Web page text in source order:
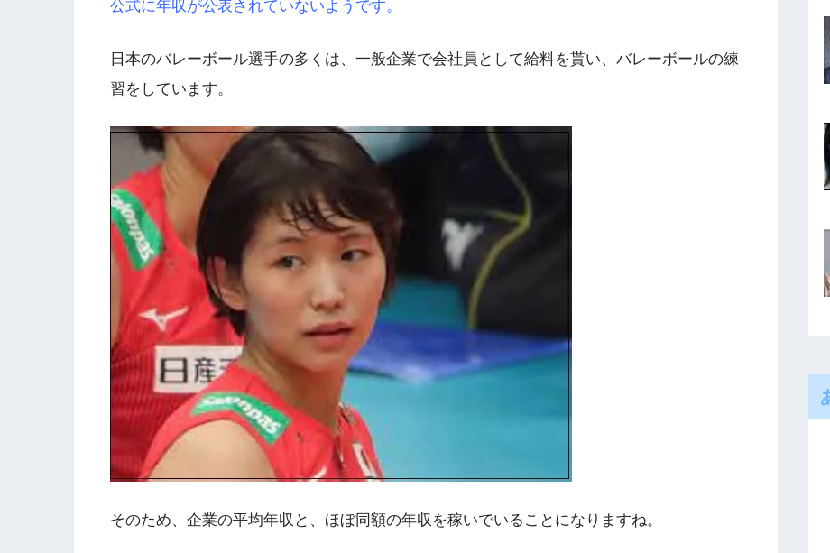
公式に年収が公表されていないようです。
日本のバレーボール選手の多くは、一般企業で会社員として給料を貰い、バレーボールの練
習をしています。
そのため、企業の平均年収と、ほぼ同額の年収を稼いでいることになりますね。